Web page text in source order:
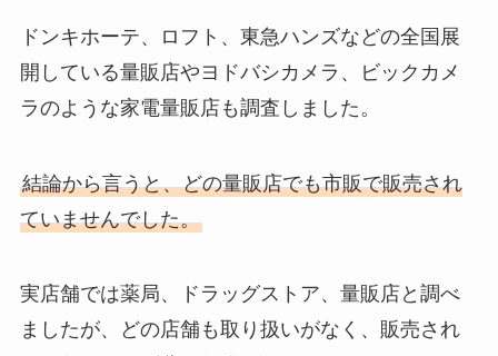
ドンキホーテ、ロフト、東急ハンズなどの全国展
開している量販店やヨドバシカメラ、ビックカメ
ラのような家電量販店も調査しました。
結論から言うと、どの量販店でも市販で販売され
ていませんでした。
実店舗では薬局、ドラッグストア、量販店と調べ
ましたが、どの店舗も取り扱いがなく、販売され